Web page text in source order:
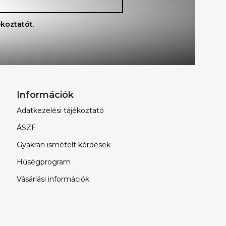
.
Információk
Adatkezelési tájékoztató
ÁSZF
Gyakran ismételt kérdések
Hűségprogram
Vásárlási információk